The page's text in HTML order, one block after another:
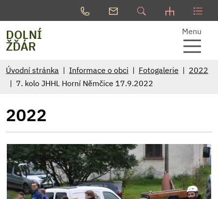
DOLNÍ
ŽĎÁR
Menu
Úvodní stránka Informace o obci Fotogalerie
2022
7. kolo JHHL Horní Němčice 17.9.2022
2022